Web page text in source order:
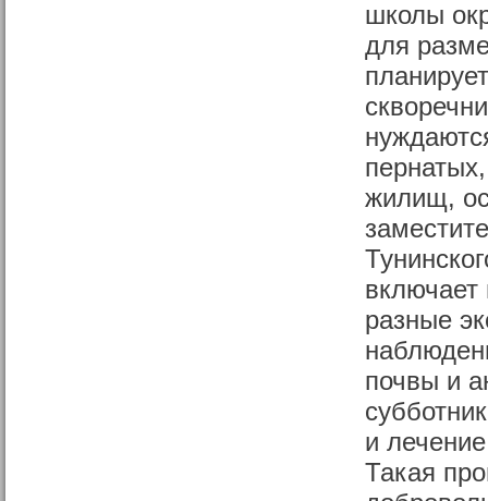
школы
для
жилищ,
разные
почвы и
и
Такая